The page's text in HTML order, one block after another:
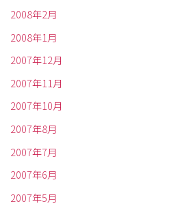
2008年2月
2008年1月
2007年12月
2007年11月
2007年10月
2007年8月
2007年7月
2007年6月
2007年5月